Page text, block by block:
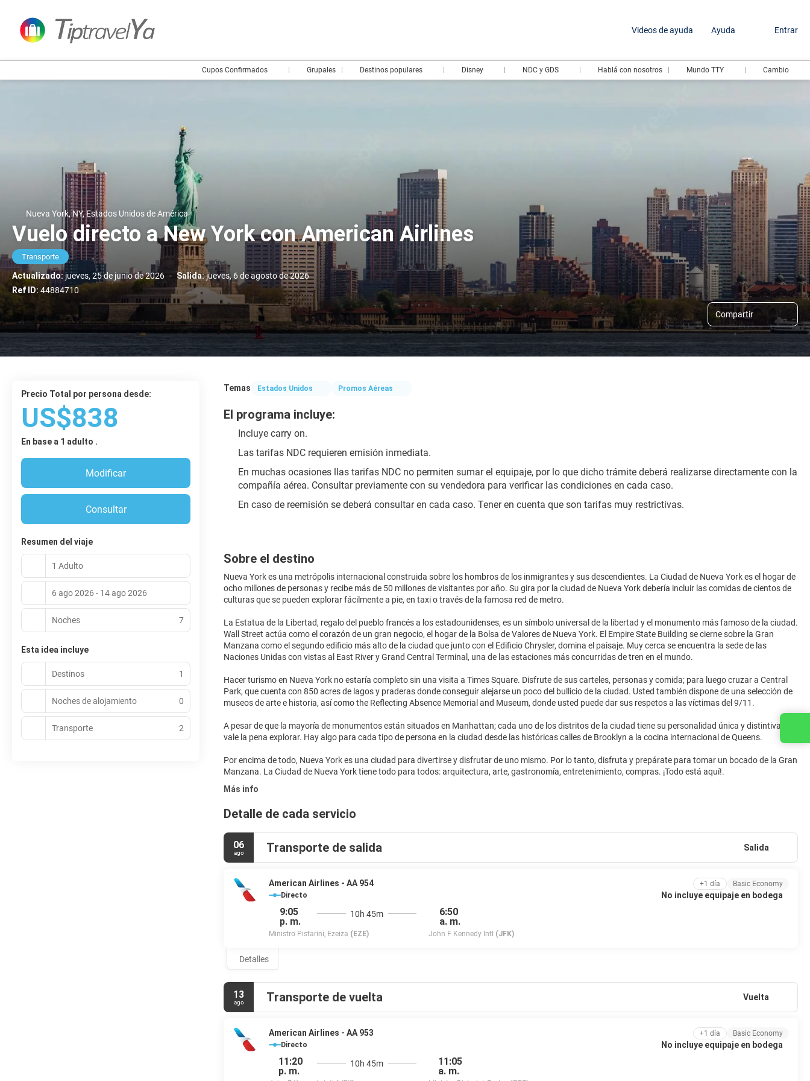
Videos de ayuda Ayuda Entrar
Cupos Confirmados Grupales Destinos populares Disney NDC y GDS Hablá con nosotros Mundo TTY Cambio
Nueva York, NY, Estados Unidos de América
Vuelo directo a New York con American Airlines
Transporte
Actualizado: jueves, 25 de junio de 2026 - Salida:jueves, 6 de agosto de 2026
Ref ID: 44884710
Compartir
Temas Estados Unidos Promos Aéreas
El programa incluye:
Incluye carry on.
Las tarifas NDC requieren emisión inmediata.
​En muchas ocasiones l​l​as tarifas NDC no permiten sumar el equipaje, por lo que dicho trámite deberá realizarse directamente con la
compañía aérea. Consultar previamente con su vendedora para verificar las condiciones​ en cada caso.
En caso de reemisión se deberá consultar en cada caso. Tener en cuenta que son tarifas muy restrictivas.
Sobre el destino
Nueva York es una metrópolis internacional construida sobre los hombros de los inmigrantes y sus descendientes. La Ciudad de Nueva York es el hogar de
ocho millones de personas y recibe más de 50 millones de visitantes por año. Su gira por la ciudad de Nueva York debería incluir las comidas de cientos de
culturas que se pueden explorar fácilmente a pie, en taxi o través de la famosa red de metro.
La Estatua de la Libertad, regalo del pueblo francés a los estadounidenses, es un símbolo universal de la libertad y el monumento más famoso de la ciudad.
Wall Street actúa como el corazón de un gran negocio, el hogar de la Bolsa de Valores de Nueva York. El Empire State Building se cierne sobre la Gran
Manzana como el segundo edificio más alto de la ciudad que junto con el Edificio Chrysler, domina el paisaje. Muy cerca se encuentra la sede de las
Naciones Unidas con vistas al East River y Grand Central Terminal, una de las estaciones más concurridas de tren en el mundo.
Hacer turismo en Nueva York no estaría completo sin una visita a Times Square. Disfrute de sus carteles, personas y comida; para luego cruzar a Central
Park, que cuenta con 850 acres de lagos y praderas donde conseguir alejarse un poco del bullicio de la ciudad. Usted también dispone de una selección de
museos de arte e historia, así como the Reflecting Absence Memorial and Museum, donde usted puede dar sus respetos a las víctimas del 9/11.
A pesar de que la mayoría de monumentos están situados en Manhattan; cada uno de los distritos de la ciudad tiene su personalidad única y distintiva que
vale la pena explorar. Hay algo para cada tipo de persona en la ciudad desde las históricas calles de Brooklyn a la cocina internacional de Queens.
Por encima de todo, Nueva York es una ciudad para divertirse y disfrutar de uno mismo. Por lo tanto, disfruta y prepárate para tomar un bocado de la Gran
Más info
Detalle de cada servicio
06
ago Transporte de salida Salida
American Airlines - AA 954
Directo
9:05
p. m.
Ministro Pistarini, Ezeiza (EZE)
10h 45m
6:50
a. m.
John F Kennedy Intl (JFK)
+1 día Basic Economy
No incluye equipaje en bodega
Detalles
13
ago Transporte de vuelta Vuelta
American Airlines - AA 953
Directo
11:20
p. m.
10h 45m
11:05
a. m.
+1 día Basic Economy
No incluye equipaje en bodega
Precio Total por persona desde:
US$838
En base a 1 adulto .
Modificar
Consultar
Resumen del viaje
1 Adulto
6 ago 2026 - 14 ago 2026
Noches 7
Esta idea incluye
Destinos 1
Noches de alojamiento 0
Transporte 2 Contacta con nosotros